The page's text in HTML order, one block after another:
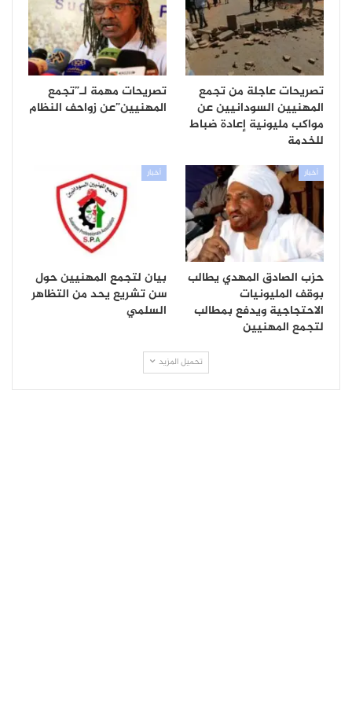
تصريحات عاجلة من تجمع
المهنيين السودانيين عن
مواكب مليونية إعادة ضباط
للخدمة
تصريحات مهمة لـ”تجمع
المهنيين”عن زواحف النظام
أخبار
حزب الصادق المهدي يطالب
بوقف المليونيات
الاحتجاجية ويدفع بمطالب
لتجمع المهنيين
أخبار
بيان لتجمع المهنيين حول
سن تشريع يحد من التظاهر
السلمي
تحميل المزيد